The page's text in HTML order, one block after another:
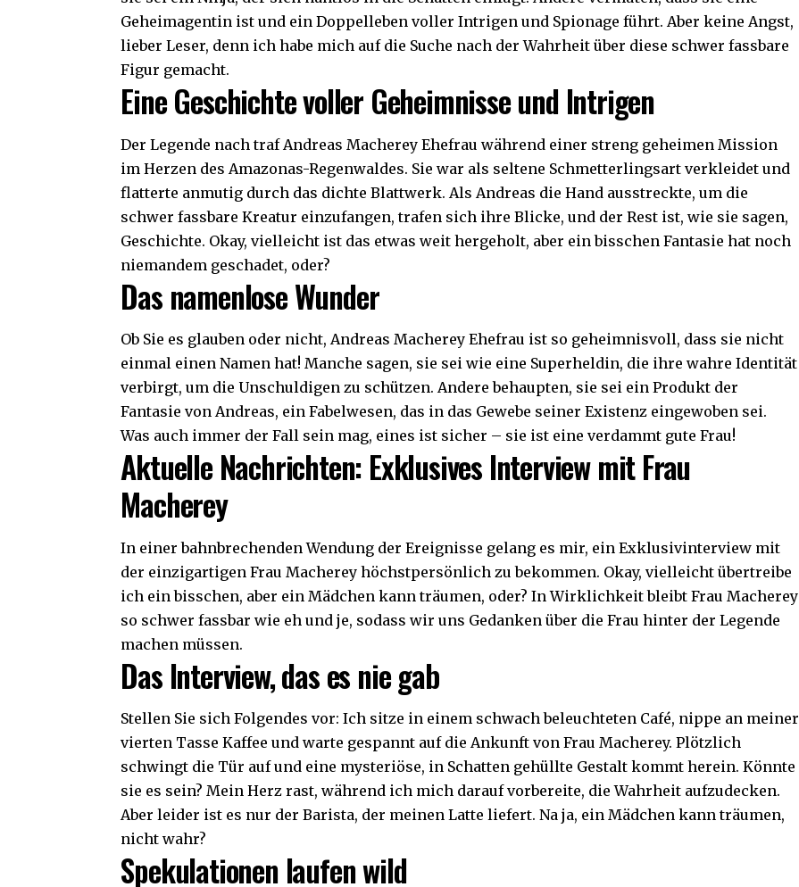
Geheimagentin ist und ein Doppelleben voller Intrigen und Spionage führt. Aber keine Angst,
lieber Leser, denn ich habe mich auf die Suche nach der Wahrheit über diese schwer fassbare
Figur gemacht.
Eine Geschichte voller Geheimnisse und Intrigen
Der Legende nach traf Andreas Macherey Ehefrau während einer streng geheimen Mission
im Herzen des Amazonas-Regenwaldes. Sie war als seltene Schmetterlingsart verkleidet und
flatterte anmutig durch das dichte Blattwerk. Als Andreas die Hand ausstreckte, um die
schwer fassbare Kreatur einzufangen, trafen sich ihre Blicke, und der Rest ist, wie sie sagen,
Geschichte. Okay, vielleicht ist das etwas weit hergeholt, aber ein bisschen Fantasie hat noch
niemandem geschadet, oder?
Das namenlose Wunder
Ob Sie es glauben oder nicht,Andreas Macherey Ehefrau ist so geheimnisvoll, dass sie nicht
einmal einen Namen hat! Manche sagen, sie sei wie eine Superheldin, die ihre wahre Identität
verbirgt, um die Unschuldigen zu schützen. Andere behaupten, sie sei ein Produkt der
Fantasie von Andreas, ein Fabelwesen, das in das Gewebe seiner Existenz eingewoben sei.
Was auch immer der Fall sein mag, eines ist sicher – sie ist eine verdammt gute Frau!
Aktuelle Nachrichten: Exklusives Interview mit Frau
Macherey
In einer bahnbrechenden Wendung der Ereignisse gelang es mir, ein Exklusivinterview mit
der einzigartigen Frau Macherey höchstpersönlich zu bekommen. Okay, vielleicht übertreibe
ich ein bisschen, aber ein Mädchen kann träumen, oder? In Wirklichkeit bleibt Frau Macherey
so schwer fassbar wie eh und je, sodass wir uns Gedanken über die Frau hinter der Legende
machen müssen.
Das Interview, das es nie gab
Stellen Sie sich Folgendes vor: Ich sitze in einem schwach beleuchteten Café, nippe an meiner
vierten Tasse Kaffee und warte gespannt auf die Ankunft von Frau Macherey. Plötzlich
schwingt die Tür auf und eine mysteriöse, in Schatten gehüllte Gestalt kommt herein. Könnte
sie es sein? Mein Herz rast, während ich mich darauf vorbereite, die Wahrheit aufzudecken.
Aber leider ist es nur der Barista, der meinen Latte liefert. Na ja, ein Mädchen kann träumen,
nicht wahr?
Spekulationen laufen wild